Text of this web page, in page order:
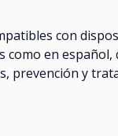
con
como en español,
prevención y